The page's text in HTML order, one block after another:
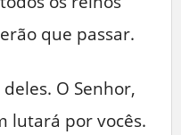
que passar.
O Senhor,
lutará por vocês.